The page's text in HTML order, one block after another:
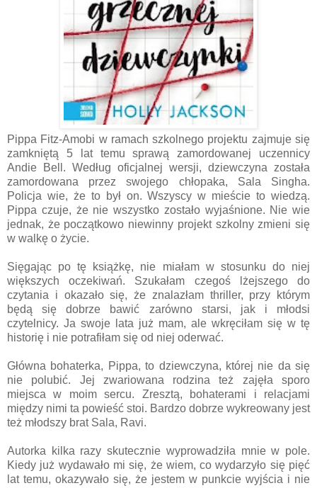
Pippa Fitz-Amobi w ramach szkolnego projektu zajmuje się
zamkniętą 5 lat temu sprawą zamordowanej uczennicy
Andie Bell. Według oficjalnej wersji, dziewczyna została
zamordowana przez swojego chłopaka, Sala Singha.
Policja wie, że to był on. Wszyscy w mieście to wiedzą.
Pippa czuje, że nie wszystko zostało wyjaśnione. Nie wie
jednak, że początkowo niewinny projekt szkolny zmieni się
w walkę o życie.
Sięgając po tę książkę, nie miałam w stosunku do niej
większych oczekiwań. Szukałam czegoś lżejszego do
czytania i okazało się, że znalazłam thriller, przy którym
będą się dobrze bawić zarówno starsi, jak i młodsi
czytelnicy. Ja swoje lata już mam, ale wkręciłam się w tę
historię i nie potrafiłam się od niej oderwać.
Główna bohaterka, Pippa, to dziewczyna, której nie da się
nie polubić. Jej zwariowana rodzina też zajęła sporo
miejsca w moim sercu. Zresztą, bohaterami i relacjami
między nimi ta powieść stoi. Bardzo dobrze wykreowany jest
też młodszy brat Sala, Ravi.
Autorka kilka razy skutecznie wyprowadziła mnie w pole.
Kiedy już wydawało mi się, że wiem, co wydarzyło się pięć
lat temu, okazywało się, że jestem w punkcie wyjścia i nie